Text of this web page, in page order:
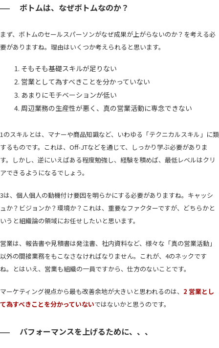
ボトムは、なぜボトムなのか？
まず、ボトムのセールスパーソンがなぜ成果が上がらないのか？を考える必
要がありますね。理由はいくつか考えられると思います。
そもそも基礎スキルが足りない
営業として為すべきことを分かっていない
あまりにモチベーションが低い
周辺業務の生産性が悪く、真の営業活動に専念できない
1のスキルとは、マナーや商品知識など、いわゆる「テクニカルスキル」に類
するものです。これは、Off-JTなどを通じて、しっかり学ぶ必要がありま
す。しかし、逆にいえばある程度勉強し、経験を積めば、最低レベルはクリ
アできるようになるでしょう。
3は、個人個人の動機付け要因を明らかにする必要がありますね。キャッシ
ュか？ビジョンか？環境か？これは、重要なファクターですが、どちらかと
いうと組織論の領域にお任せしたいと思います。
営業は、報告書や見積書は発注書、社内資料など、様々な「真の営業活動」
以外の間接業務をもこなさなければなりません。これが、4のネックです
ね。とはいえ、営業も組織の一員ですから、仕方のないことです。
マーケティング視点から最も改善余地が大きいと思われるのは、 2 営業とし
て為すべきことを分かっていないではないかと思うのです。
パフォーマンスを上げるために、、、